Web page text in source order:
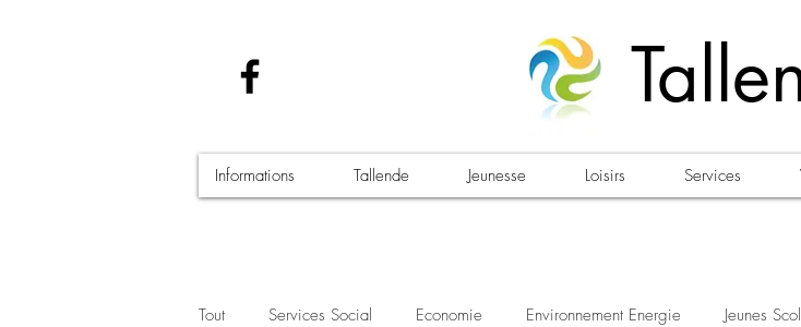
Informations Tallende Jeunesse Loisirs Services
Tout Services Social Economie Environnement Energie Jeunes